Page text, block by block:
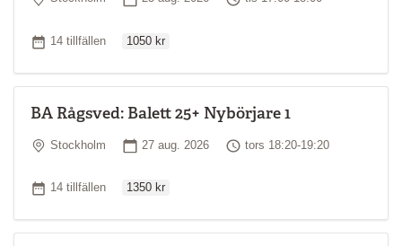
Antal tillfällen
14 tillfällen 1050 kr
BA Rågsved: Balett 25+ Nybörjare 1
Plats
Stockholm Startdatum
27 aug. 2026 Tid
tors 18:20-19:20
Antal tillfällen
14 tillfällen 1350 kr